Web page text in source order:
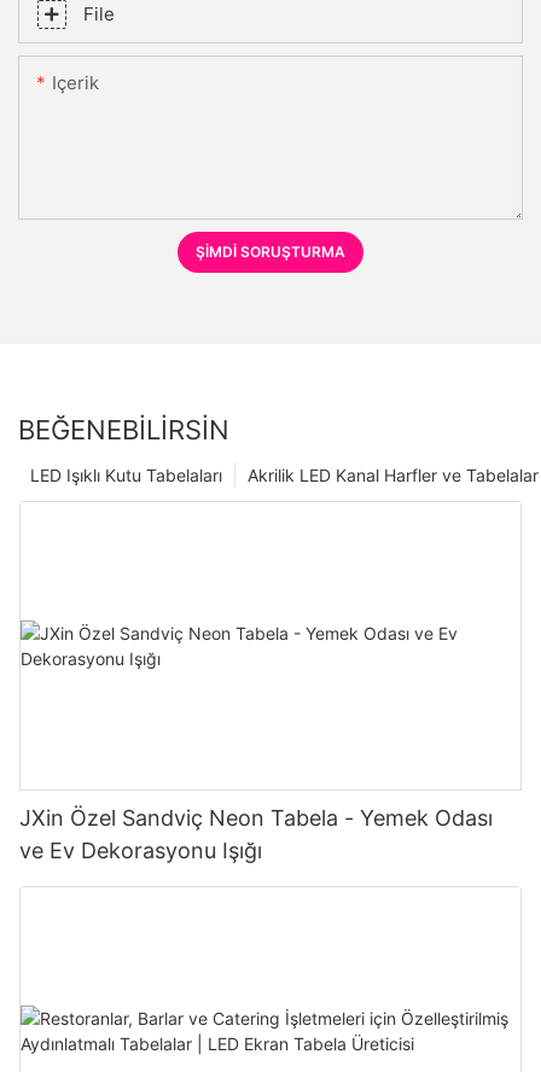
File
Içerik
ŞIMDI SORUŞTURMA
BEĞENEBILIRSIN
Akrilik LED Kanal Harfler ve Tabelalar
LED Işıklı Kutu Tabelaları
JXin Özel Sandviç Neon Tabela - Yemek Odası
ve Ev Dekorasyonu Işığı